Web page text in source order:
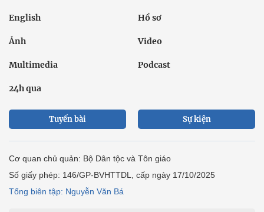
English Hồ sơ
Ảnh Video
Multimedia Podcast
24h qua
Tuyến bài Sự kiện
Cơ quan chủ quản: Bộ Dân tộc và Tôn giáo
Số giấy phép: 146/GP-BVHTTDL, cấp ngày 17/10/2025
Tổng biên tập: Nguyễn Văn Bá